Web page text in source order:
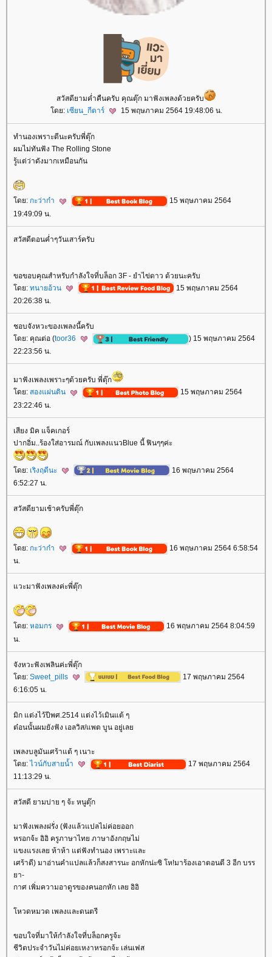
สวัสดียามค่ำคืนครับ คุณตุ๊ก มาฟังเพลงด้วยครับ
ดย: เซียน_กีตาร์ 15 พฤษภาคม 2564 19:48:06 น.
ทำนองเพราะดีนะครับพี่ตุ๊ก
ผมไม่ทันฟัง The Rolling Stone
รู้แต่ว่าดังมากเหมือนกัน
ดย: กะว่าก๋า
15 พฤษภาคม 2564
19:49:09 น.
สวัสดีตอนค่ำๆวันเสาร์ครับ
ขอขอบคุณสำหรับกำลังใจที่บล็อก 3F - ยำไข่ดาว ด้วยนะครับ
ดย: ทนายอ้วน
15 พฤษภาคม 2564
20:26:38 น.
ชอบจังหวะของเพลงนี้ครับ
ดย: คุณต่อ (toor36
) 15 พฤษภาคม 2564
22:23:56 น.
มาฟังเพลงเพราะๆด้วยครับ พี่ตุ๊ก
ดย: สองแผ่นดิน
15 พฤษภาคม 2564
23:22:46 น.
เสียง มิค แจ็คเกอร์
ปากอิ่ม..ร้องใส่อารมณ์ กับเพลงแนวBlue นี้ ฟินๆๆค่ะ
ดย: เริงฤดีนะ
16 พฤษภาคม 2564
6:52:27 น.
สวัสดียามเช้าครับพี่ตุ๊ก
ดย: กะว่าก๋า
16 พฤษภาคม 2564 6:58:54
น.
วะมาฟังเพลงค่ะพี่ตุ๊ก
ดย: หอมกร
16 พฤษภาคม 2564 8:04:59
น.
จังหวะฟังเพลินค่ะพี่ตุ๊ก
ดย: Sweet_pills
17 พฤษภาคม 2564
6:16:05 น.
มิก แต่งไว้ปีพศ.2514 แต่งไว้เมินแต้ ๆ
ต๋อนนั้นผมยังฟัง เอลวิส/แพต บูน อยู่เล
เพลงบลูมันเศร้าแต้ ๆ เนาะ
ดย: ไวน์กับสายน้ำ
17 พฤษภาคม 2564
11:13:29 น.
สวัสดี ยามบ่าย ๆ จ้ะ หนูตุ๊ก
มาฟังเพลงฝรั่ง (ฟังแล้วแปลไม่ค่อยออก
หรอกจ้ะ อิอิ ครูภาษาไทย ภาษาอังกฤษไม่
ขงแรงเลย ห้าห้า แต่ฟังทำนอง เพราะและ
เศร้าดี) มาอ่านคำแปลแล้วก็สงสารนะ อกหักน่ะซิ โห!มาร้องเอาตอนตี 3 อีก บรร
า-
กาศ เพิ่มความอาดูรของคนอกหัก เลย อิอิ
หวดหมวด เพลงและดนตรี
ขอบใจที่มาให้กำลังใจที่บล็อกครูจ้ะ
ชีวิตประจำวันไม่ค่อยเหงาหรอกจ้ะ เล่นเฟส